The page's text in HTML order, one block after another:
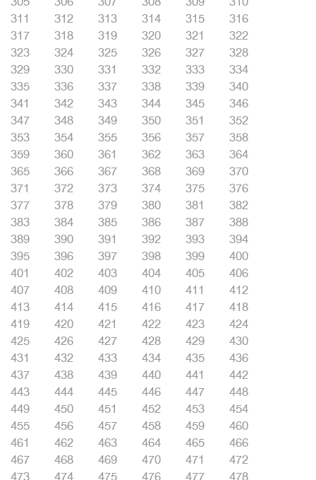
311
312 313 314 315
316
317
318 319 320 321
322
323
324 325 326 327
328
329
330 331 332 333
334
335
336 337 338 339
340
341
342 343 344 345
346
347
348 349 350 351
352
353
354 355 356 357
358
359
360 361 362 363
364
365
366 367 368 369
370
371
372 373 374 375
376
377
378 379 380 381
382
383
384 385 386 387
388
389
390 391 392 393
394
395
396 397 398 399
400
401
402 403 404 405
406
407
408 409 410 411
412
413
414 415 416 417
418
419
420 421 422 423
424
425
426 427 428 429
430
431
432 433 434 435
436
437
438 439 440 441
442
443
444 445 446 447
448
449
450 451 452 453
454
455
456 457 458 459
460
461
462 463 464 465
466
467
468 469 470 471
472